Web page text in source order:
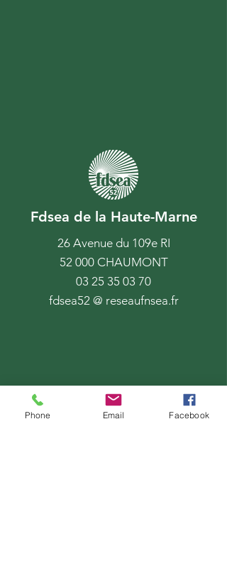
Fdsea de la Haute-Marne
26 Avenue du 109e RI
52 000 CHAUMONT
03 25 35 03 70
fdsea52 @ reseaufnsea.fr
Phone Email Facebook